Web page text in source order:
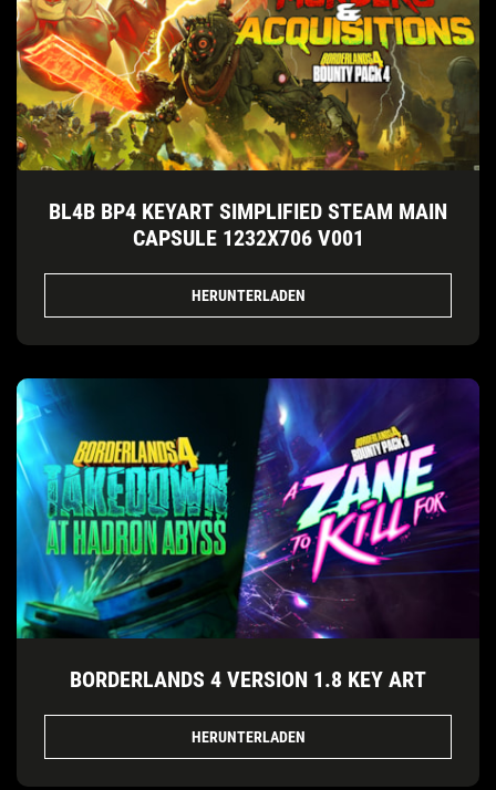
BL4B BP4 KEYART SIMPLIFIED STEAM MAIN
CAPSULE 1232X706 V001
HERUNTERLADEN
BORDERLANDS 4 VERSION 1.8 KEY ART
HERUNTERLADEN